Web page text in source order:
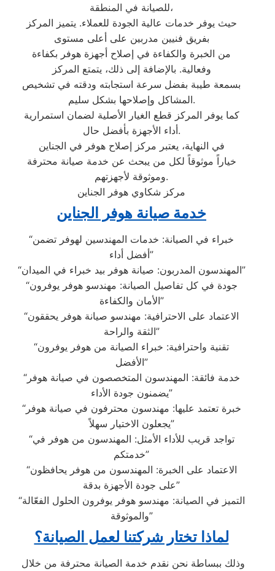
للصيانة في المنطقة،
حيث يوفر خدمات عالية الجودة للعملاء. يتميز المركز
بفريق فنيين مدربين على أعلى مستوى
من الخبرة والكفاءة في إصلاح أجهزة هوفر بكفاءة
وفعالية. بالإضافة إلى ذلك، يتمتع المركز
بسمعة طيبة بفضل سرعة استجابته ودقته في تشخيص
المشاكل وإصلاحها بشكل سليم.
كما يوفر المركز قطع الغيار الأصلية لضمان استمرارية
أداء الأجهزة بأفضل حال.
في النهاية، يعتبر مركز إصلاح هوفر في الجناين
خياراً موثوقاً لكل من يبحث عن خدمة صيانة محترفة
وموثوقة لأجهزتهم.
مركز شكاوي هوفر الجناين
خدمة صيانة هوفر الجناين
“خبراء في الصيانة: خدمات المهندسين لهوفر تضمن
أفضل أداء”
“المهندسون المدربون: صيانة هوفر بيد خبراء في الميدان”
“جودة في كل تفاصيل الصيانة: مهندسو هوفر يوفرون
الأمان والكفاءة”
“الاعتماد على الاحترافية: مهندسو صيانة هوفر يحققون
الثقة والراحة”
“تقنية واحترافية: خبراء الصيانة من هوفر يوفرون
الأفضل”
“خدمة فائقة: المهندسون المتخصصون في صيانة هوفر
يضمنون جودة الأداء”
“خبرة تعتمد عليها: مهندسون محترفون في صيانة هوفر
يجعلون الاختيار سهلاً”
“تواجد قريب للأداء الأمثل: المهندسون من هوفر في
خدمتكم”
“الاعتماد على الخبرة: المهندسون من هوفر يحافظون
على جودة الأجهزة بدقة”
“التميز في الصيانة: مهندسو هوفر يوفرون الحلول الفعّالة
والموثوقة”
لماذا تختار شركتنا لعمل الصيانة؟